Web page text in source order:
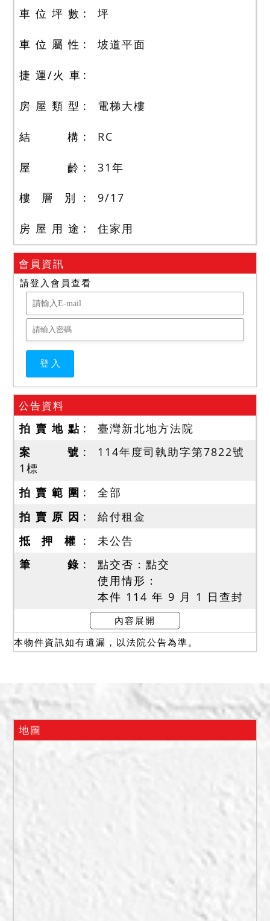
車 位 坪 數 坪
車 位 屬 性 坡道平面
捷 運/火 車
房 屋 類 型 電梯大樓
結 構 RC
屋 齡 31 年
樓 層 別 9/17
房 屋 用 途 住家用
會員資訊
請登入會員查看
公告資料
拍 賣 地 點
臺灣新北地方法院
案 號
114年度司執助字第7822號
1標
拍 賣 範 圍
全部
拍 賣 原 因
給付租金
抵 押 權
未公告
筆 錄
點交否：點交
使用情形：
本件 114 年 9 月 1 日查封
時，債務人侄子在場，稱房
屋目前無人居住，無增建及
影響交易情事，門牌 314、
依現況點交。
賣，請投標人分別出價。
三、保證金新台幣：
不負擔回復原狀之責，投標
應自行處理，並自行負擔回
內容展開
本物件資訊如有遺漏，以法院公告為準。
地圖